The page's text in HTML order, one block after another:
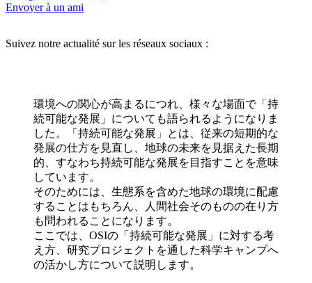
Envoyer à un ami
Suivez notre actualité sur les réseaux sociaux :
環境への関心が高まるにつれ、様々な場面で「持
続可能な発展」についても語られるようになりま
した。「持続可能な発展」とは、従来の短期的な
発展の仕方を見直し、地球の未来を見据えた長期
的、すなわち持続可能な発展を目指すことを意味
しています。
そのためには、生態系を含めた地球の環境に配慮
することはもちろん、人間社会そのものの在り方
も問われることになります。
ここでは、OSIの「持続可能な発展」に対する考
え方、研究プロジェクトを通した科学キャンプへ
の活かし方について説明します。